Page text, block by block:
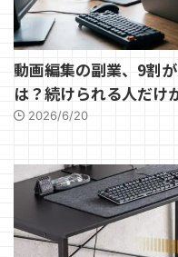
動画編集の副業、9割
は？続けられる人だけ
2026/6/20